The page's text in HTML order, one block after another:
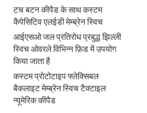
टच बटन कीपैड के साथ कस्टम
कैपेसिटिव एलईडी मेम्ब्रेन स्विच
आईएसओ जल प्रतिरोध प्रबुद्ध झिल्ली
स्विच ओवरले विभिन्न फ़िड में उपयोग
किया जाता है
कस्टम प्रोटोटाइप फ्लेक्सिबल
बैकलाइट मेम्ब्रेन स्विच टैक्टाइल
न्यूमेरिक कीपैड